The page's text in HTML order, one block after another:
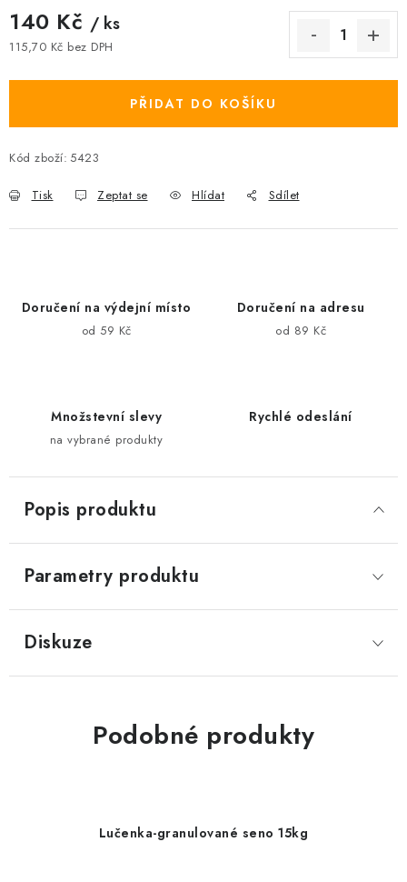
140 Kč / ks
115,70 Kč bez DPH
PŘIDAT DO KOŠÍKU
Kód zboží: 5423
Tisk Zeptat se Hlídat Sdílet
Doručení na výdejní místo
od 59 Kč
Doručení na adresu
od 89 Kč
Množstevní slevy
na vybrané produkty
Rychlé odeslání
Popis produktu
Parametry produktu
Diskuze
Podobné produkty
Lučenka-granulované seno 15kg